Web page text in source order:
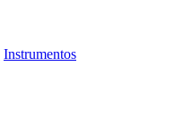
Instrumentos